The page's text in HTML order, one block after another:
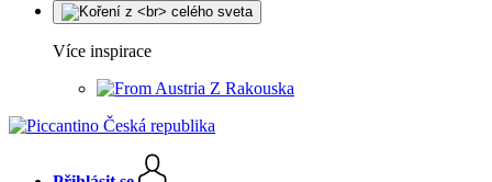
Více inspirace
Z Rakouska